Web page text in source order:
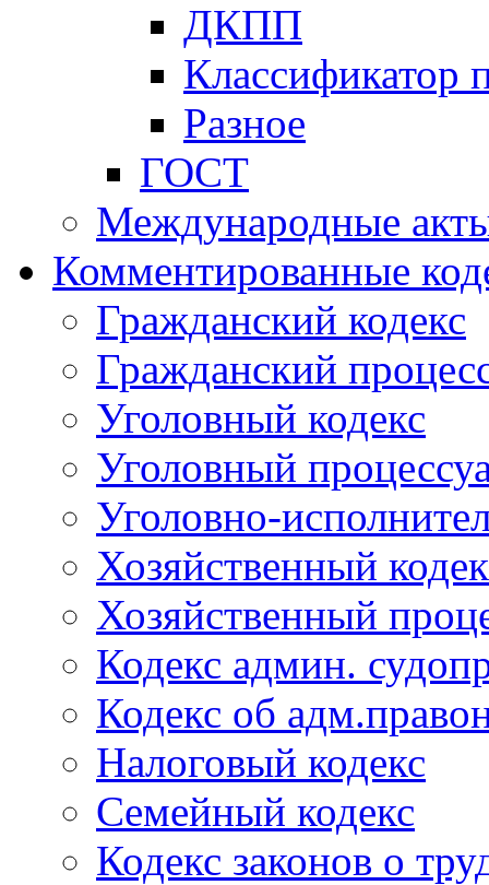
ДКПП
Классификатор
Разное
ГОСТ
Международные
Комментированные
Гражданский кодекс
Гражданский
Уголовный кодекс
Уголовный
Уголовно-
Хозяйственный
Хозяйственный
Кодекс админ.
Кодекс об
Налоговый кодекс
Семейный кодекс
Кодекс законов о